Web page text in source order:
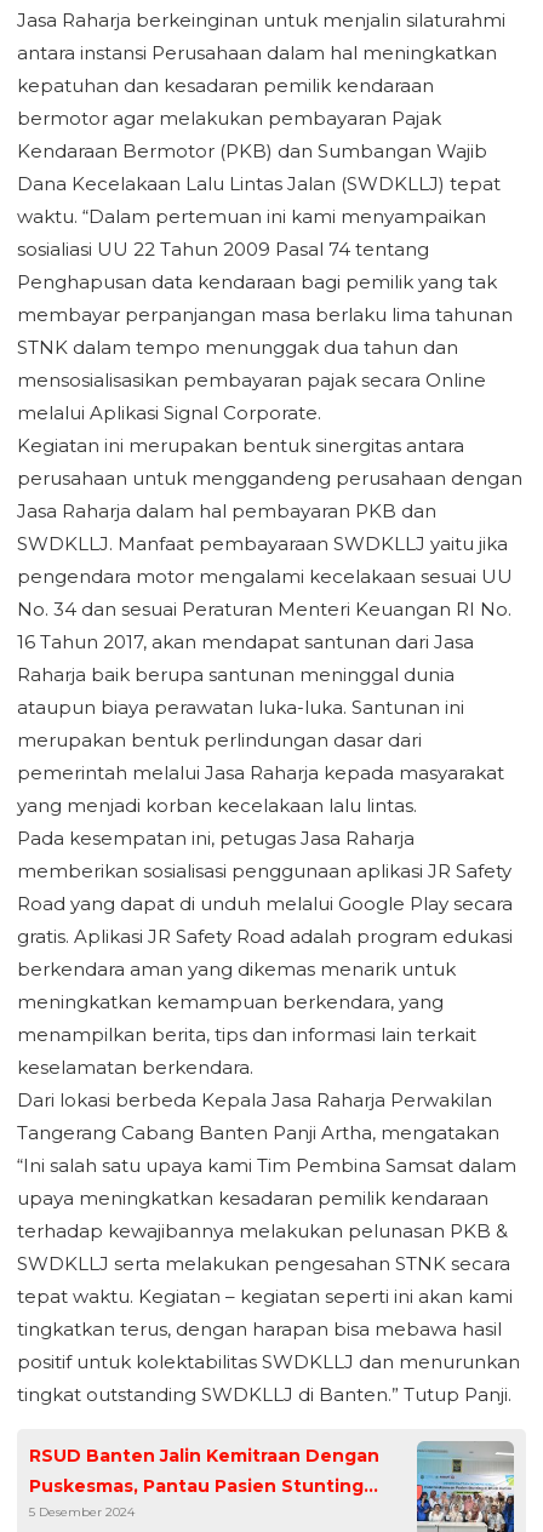
Jasa Raharja berkeinginan untuk menjalin silaturahmi
antara instansi Perusahaan dalam hal meningkatkan
kepatuhan dan kesadaran pemilik kendaraan
bermotor agar melakukan pembayaran Pajak
Kendaraan Bermotor (PKB) dan Sumbangan Wajib
Dana Kecelakaan Lalu Lintas Jalan (SWDKLLJ) tepat
waktu. “Dalam pertemuan ini kami menyampaikan
sosialiasi UU 22 Tahun 2009 Pasal 74 tentang
Penghapusan data kendaraan bagi pemilik yang tak
membayar perpanjangan masa berlaku lima tahunan
STNK dalam tempo menunggak dua tahun dan
mensosialisasikan pembayaran pajak secara Online
melalui Aplikasi Signal Corporate.
Kegiatan ini merupakan bentuk sinergitas antara
perusahaan untuk menggandeng perusahaan dengan
Jasa Raharja dalam hal pembayaran PKB dan
SWDKLLJ. Manfaat pembayaraan SWDKLLJ yaitu jika
pengendara motor mengalami kecelakaan sesuai UU
No. 34 dan sesuai Peraturan Menteri Keuangan RI No.
16 Tahun 2017, akan mendapat santunan dari Jasa
Raharja baik berupa santunan meninggal dunia
ataupun biaya perawatan luka-luka. Santunan ini
merupakan bentuk perlindungan dasar dari
pemerintah melalui Jasa Raharja kepada masyarakat
yang menjadi korban kecelakaan lalu lintas.
Pada kesempatan ini, petugas Jasa Raharja
memberikan sosialisasi penggunaan aplikasi JR Safety
Road yang dapat di unduh melalui Google Play secara
gratis. Aplikasi JR Safety Road adalah program edukasi
berkendara aman yang dikemas menarik untuk
meningkatkan kemampuan berkendara, yang
menampilkan berita, tips dan informasi lain terkait
keselamatan berkendara.
Dari lokasi berbeda Kepala Jasa Raharja Perwakilan
Tangerang Cabang Banten Panji Artha, mengatakan
“Ini salah satu upaya kami Tim Pembina Samsat dalam
upaya meningkatkan kesadaran pemilik kendaraan
terhadap kewajibannya melakukan pelunasan PKB &
SWDKLLJ serta melakukan pengesahan STNK secara
tepat waktu. Kegiatan – kegiatan seperti ini akan kami
tingkatkan terus, dengan harapan bisa mebawa hasil
positif untuk kolektabilitas SWDKLLJ dan menurunkan
tingkat outstanding SWDKLLJ di Banten.” Tutup Panji.
RSUD Banten Jalin Kemitraan Dengan
Puskesmas, Pantau Pasien Stunting
Pasca Rawat
5 Desember 2024